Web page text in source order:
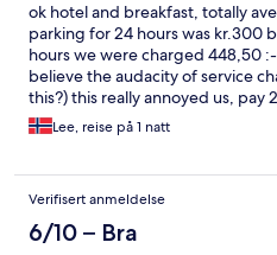
ok hotel and breakfast, totally
parking for 24 hours was kr.300
hours we were charged 448,50
believe the audacity of service
this?) this really annoyed us, pay
parking which should be
our night very expensive, wont
Lee, reise på 1 natt
Verifisert anmeldelse
6/10 – Bra